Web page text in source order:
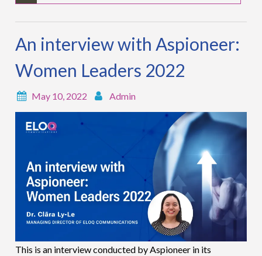
An interview with Aspioneer:
Women Leaders 2022
May 10, 2022 Admin
This is an interview conducted by Aspioneer in its